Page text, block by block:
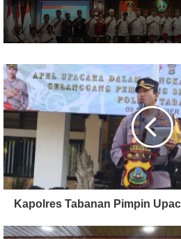
Kapolres Tabanan Pimpin